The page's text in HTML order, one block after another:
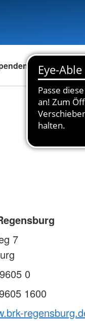
Das DRK
7
0
1600